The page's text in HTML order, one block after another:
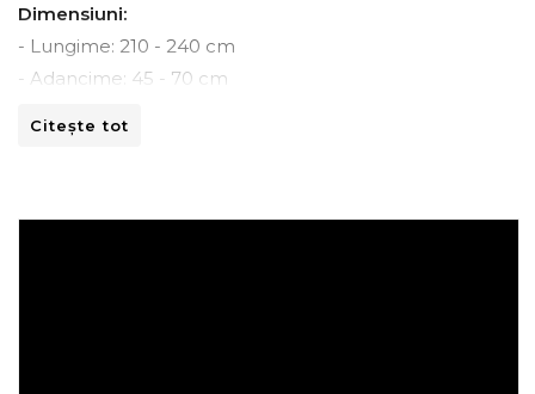
Dimensiuni:
- Lungime: 210 - 240 cm
- Adancime: 45 - 70 cm
Citește tot